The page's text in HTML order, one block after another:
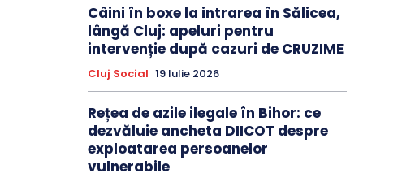
Câini în boxe la intrarea în Sălicea,
lângă Cluj: apeluri pentru
intervenție după cazuri de CRUZIME
Cluj Social 19 Iulie 2026
Rețea de azile ilegale în Bihor: ce
dezvăluie ancheta DIICOT despre
exploatarea persoanelor
vulnerabile